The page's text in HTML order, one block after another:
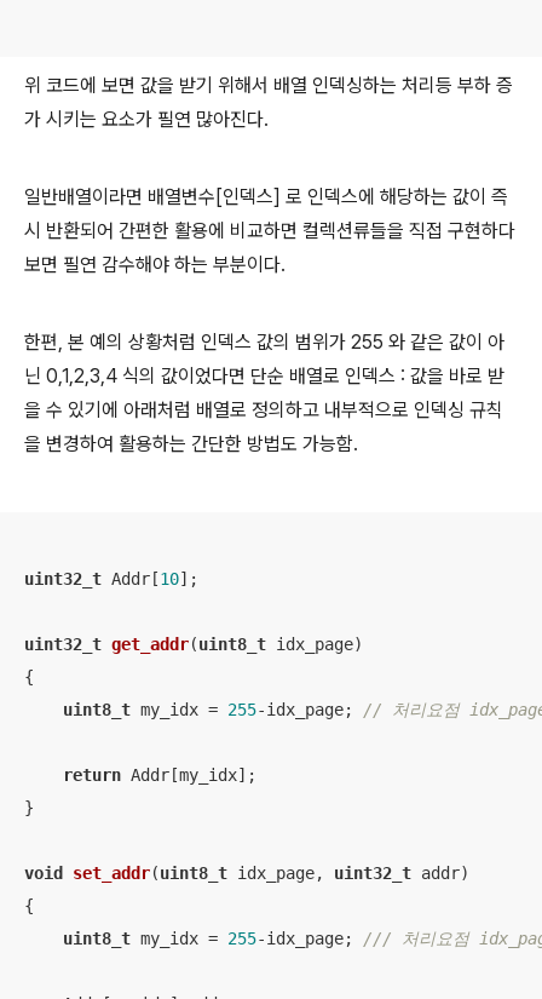
위 코드에 보면 값을 받기 위해서 배열 인덱싱하는 처리등 부하 증
가 시키는 요소가 필연 많아진다.
일반배열이라면 배열변수[인덱스] 로 인덱스에 해당하는 값이 즉
시 반환되어 간편한 활용에 비교하면 컬렉션류들을 직접 구현하다
보면 필연 감수해야 하는 부분이다.
한편, 본 예의 상황처럼 인덱스 값의 범위가 255 와 같은 값이 아
닌 0,1,2,3,4 식의 값이었다면 단순 배열로 인덱스 : 값을 바로 받
을 수 있기에 아래처럼 배열로 정의하고 내부적으로 인덱싱 규칙
을 변경하여 활용하는 간단한 방법도 가능함.
uint32_t Addr[10];
uint32_t get_addr(uint8_t idx_page)
{
uint8_t my_idx = 255-idx_page; // 처리요점
return Addr[my_idx];
}
void set_addr(uint8_t idx_page, uint32_t addr)
{
uint8_t my_idx = 255-idx_page; /// 처리요점